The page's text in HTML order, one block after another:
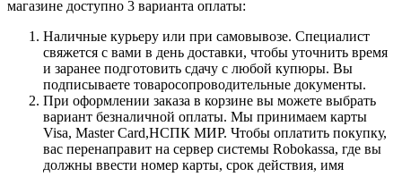
магазине доступно 3 варианта оплаты:
Наличные курьеру или при самовывозе. Специалист
свяжется с вами в день доставки, чтобы уточнить время
и заранее подготовить сдачу с любой купюры. Вы
подписываете товаросопроводительные документы.
При оформлении заказа в корзине вы можете выбрать
вариант безналичной оплаты. Мы принимаем карты
Visa, Master Card,НСПК МИР. Чтобы оплатить покупку,
вас перенаправит на сервер системы Robokassa, где вы
должны ввести номер карты, срок действия, имя